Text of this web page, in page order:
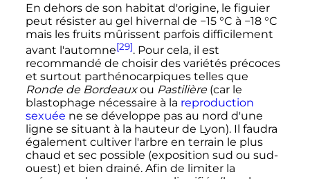
En dehors de son habitat d'origine, le figuier
peut résister au gel hivernal de −15 °C à −18 °C
mais les fruits mûrissent parfois difficilement
avant l'automne[29]. Pour cela, il est
recommandé de choisir des variétés précoces
et surtout parthénocarpiques telles que
Ronde de Bordeauxou Pastilière(car le
blastophage nécessaire à la reproduction
sexuée ne se développe pas au nord d'une
ligne se situant à la hauteur de Lyon). Il faudra
également cultiver l'arbre en terrain le plus
chaud et sec possible (exposition sud ou sud-
ouest) et bien drainé. Afin de limiter la